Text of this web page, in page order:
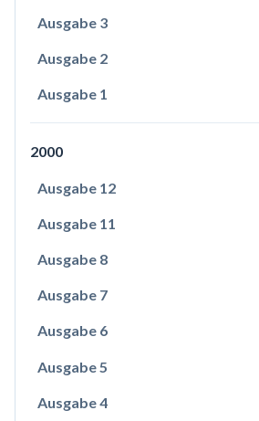
Ausgabe 3
Ausgabe 2
Ausgabe 1
2000
Ausgabe 12
Ausgabe 11
Ausgabe 8
Ausgabe 7
Ausgabe 6
Ausgabe 5
Ausgabe 4